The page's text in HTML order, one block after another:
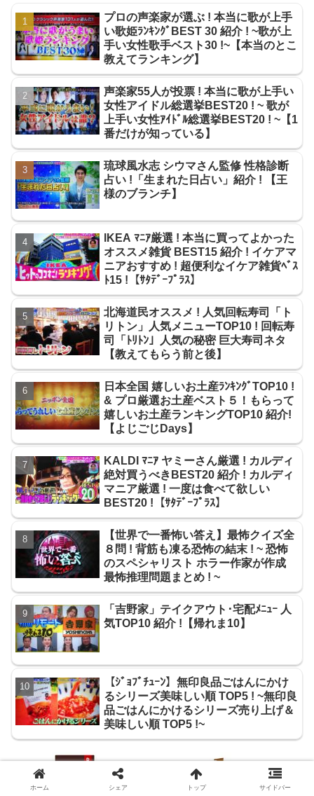
プロの声楽家が選ぶ ! 本当に歌が上手
い歌姫ﾗﾝｷﾝｸﾞBEST 30 紹介 ! ~歌が上
手い女性歌手ベスト30 !~【本当のとこ
教えてランキング】
声楽家55人が投票 ! 本当に歌が上手い
女性アイドル総選挙BEST20 ! ~ 歌が
上手い女性ｱｲﾄﾞﾙ総選挙BEST20 ! ~【1
番だけが知っている】
琉球風水志 シウマさん監修 性格診断
占い !「生まれた日占い」紹介 ! 【王
様のブランチ】
IKEA ﾏﾆｱ厳選 ! 本当に買ってよかった
オススメ雑貨 BEST15 紹介 ! イケアマ
ニアおすすめ ! 超便利なイケア雑貨ﾍﾞｽ
ﾄ15 !【ｻﾀﾃﾞｰﾌﾟﾗｽ】
北海道民オススメ ! 人気回転寿司「ト
リトン」人気メニューTOP10 ! 回転寿
司「ﾄﾘﾄﾝ」人気の秘密 巨大寿司ネタ
【教えてもらう前と後】
日本全国 嬉しいお土産ﾗﾝｷﾝｸﾞTOP10 !
& プロ厳選お土産ベスト５！もらって
嬉しいお土産ランキングTOP10 紹介!
【よじごじDays】
KALDI ﾏﾆｱ ヤミーさん厳選 ! カルディ
絶対買うべきBEST20 紹介 ! カルディ
マニア厳選 ! 一度は食べて欲しい
BEST20 !【ｻﾀﾃﾞｰﾌﾟﾗｽ】
【世界で一番怖い答え】最怖クイズ全
８問 ! 背筋も凍る恐怖の結末 ! ~ 恐怖
のスペシャリスト ホラー作家が作成
最怖推理問題まとめ ! ~
「吉野家」テイクアウト･宅配ﾒﾆｭｰ 人
気TOP10 紹介 !【帰れま10】
【ｼﾞｮﾌﾞﾁｭｰﾝ】無印良品ごはんにかけ
るシリーズ美味しい順 TOP5 ! ~無印良
品ごはんにかけるシリーズ売り上げ＆
美味しい順 TOP5 !~
ホーム シェア トップ サイドバー